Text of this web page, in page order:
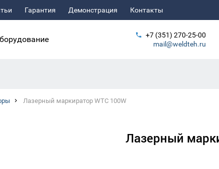
Гарантия Демонстрация Контакты
+7 (351) 270-25-00
mail@weldteh.ru
Лазерный маркиратор WTC 100W
Лазерный